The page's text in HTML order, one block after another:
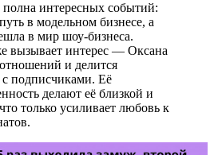
интересных событий:
в модельном бизнесе, а
в мир шоу-бизнеса.
вызывает интерес — Оксана
и делится
с подписчиками. Её
делают её близкой и
только усиливает любовь к